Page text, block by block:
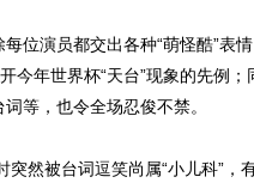
位演员都交出各种“萌怪酷”表
今年世界杯“天台”现象的先例；
等，也令全场忍俊不禁。
然被台词逗笑尚属“小儿科”，